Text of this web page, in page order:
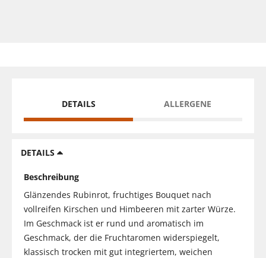
DETAILS ALLERGENE
DETAILS
Beschreibung
Glänzendes Rubinrot, fruchtiges Bouquet nach
vollreifen Kirschen und Himbeeren mit zarter Würze.
Im Geschmack ist er rund und aromatisch im
Geschmack, der die Fruchtaromen widerspiegelt,
klassisch trocken mit gut integriertem, weichen